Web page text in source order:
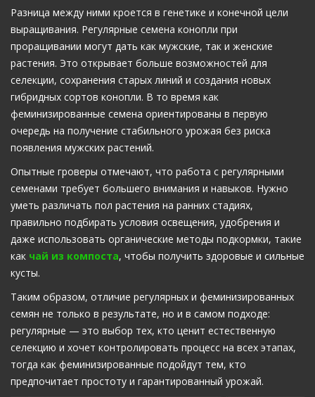
Разница между ними кроется в генетике и конечной цели
выращивания. Регулярные семена конопли при
проращивании могут дать как мужские, так и женские
растения. Это открывает больше возможностей для
селекции, сохранения старых линий и создания новых
гибридных сортов конопли. В то время как
феминизированные семена ориентированы в первую
очередь на получение стабильного урожая без риска
появления мужских растений.
Опытные гроверы отмечают, что работа с регулярными
семенами требует большего внимания и навыков. Нужно
уметь различать пол растения на ранних стадиях,
правильно подбирать условия освещения, удобрения и
даже использовать органические методы подкормки, такие
как чай из компоста, чтобы получить здоровые и сильные
кусты.
Таким образом, отличие регулярных и феминизированных
семян не только в результате, но и в самом подходе:
регулярные — это выбор тех, кто ценит естественную
селекцию и хочет контролировать процесс на всех этапах,
тогда как феминизированные подойдут тем, кто
предпочитает простоту и гарантированный урожай.